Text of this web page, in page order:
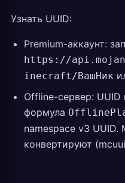
Узнать UUID:
Premium-аккаунт:
https://
inecraft/ВашНик
Offline-сервер:
формула
namespace v3 UUID.
конвертируют